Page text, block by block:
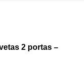
2 portas –